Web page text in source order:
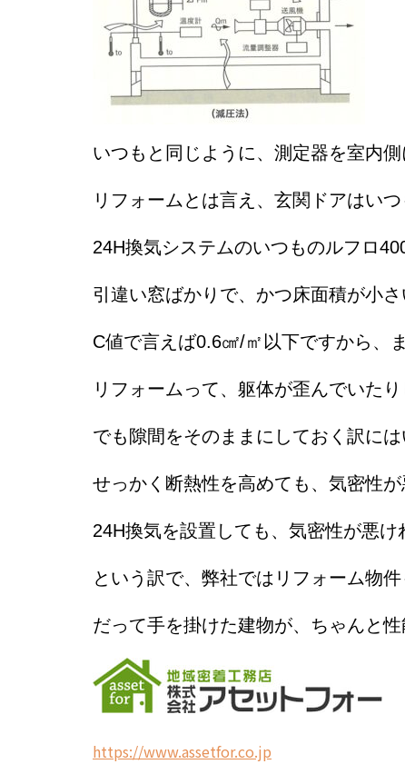
いつもと同じように、測定器を室内
リフォームとは言え、玄関ドアはいつ
24H換気システムのいつものルフロ
引違い窓ばかりで、かつ床面積が小
C値で言えば0.6㎠/㎡以下ですから、
リフォームって、躯体が歪んでいた
でも隙間をそのままにしておく訳には
せっかく断熱性を高めても、気密性
24H換気を設置しても、気密性が悪け
という訳で、弊社ではリフォーム物件
だって手を掛けた建物が、ちゃんと
https://www.assetfor.co.jp